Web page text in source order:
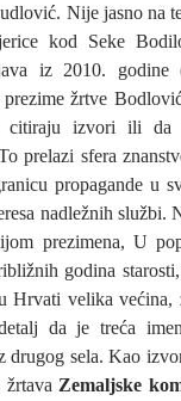
Nije jasno na
kod Seke
iz 2010. godine
žrtve
citiraju izvori ili da
prelazi sfera
propagande u
nadležnih službi.
prezimena, U
godina
Hrvati velika većina,
da je treća
drugog sela. Kao
Zemaljske